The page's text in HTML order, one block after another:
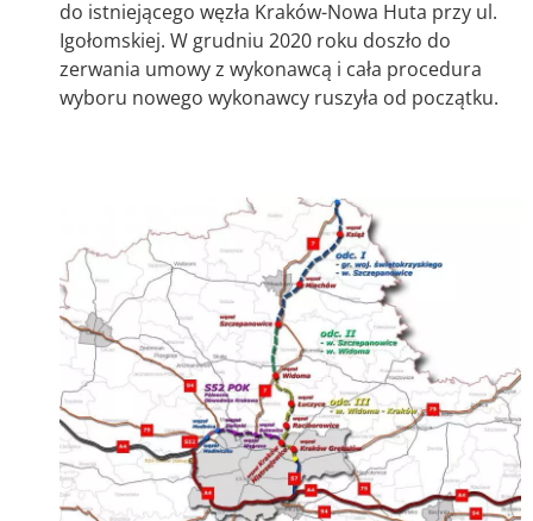
do istniejącego węzła Kraków-Nowa Huta przy ul.
Igołomskiej. W grudniu 2020 roku doszło do
zerwania umowy z wykonawcą i cała procedura
wyboru nowego wykonawcy ruszyła od początku.